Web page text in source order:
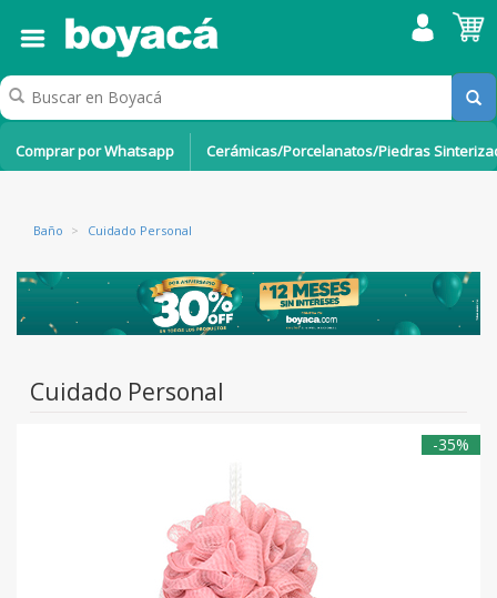
Comprar por Whatsapp Cerámicas/Porcelanatos/Piedras
Baño > Cuidado Personal
Cuidado Personal
-35%